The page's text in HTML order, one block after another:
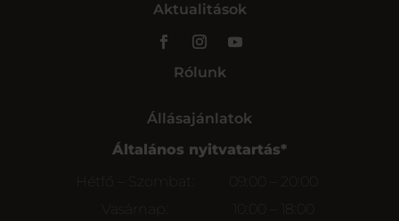
Aktualitások
Rólunk
Állásajánlatok
Általános nyitvatartás*
Hétfő – Szombat:
09:00 – 20:00
Vasárnap: